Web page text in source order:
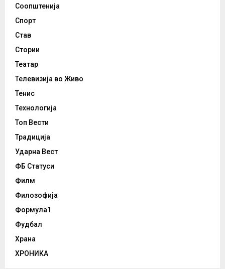
Соопштенија
Спорт
Став
Стории
Театар
Телевизија во Живо
Тенис
Технологија
Топ Вести
Традиција
Ударна Вест
ФБ Статуси
Филм
Филозофија
Формула1
Фудбал
Храна
ХРОНИКА